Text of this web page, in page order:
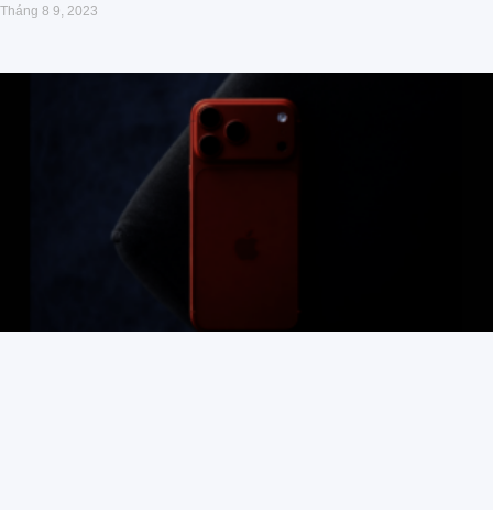
Tháng 8 9, 2023